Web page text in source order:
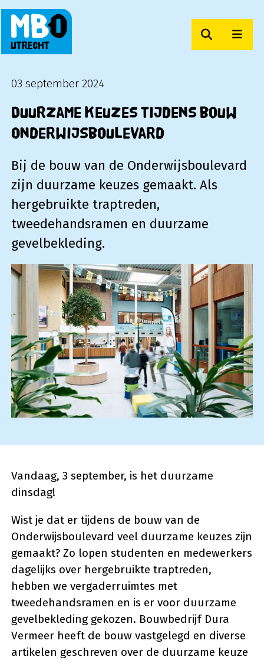
Zoeken
03 september 2024
Duurzame keuzes tijdens bouw
Onderwijsboulevard
Bij de bouw van de Onderwijsboulevard
zijn duurzame keuzes gemaakt. Als
hergebruikte traptreden,
tweedehandsramen en duurzame
gevelbekleding.
Vandaag, 3 september, is het duurzame
dinsdag!
Wist je dat er tijdens de bouw van de
Onderwijsboulevard veel duurzame keuzes zijn
gemaakt? Zo lopen studenten en medewerkers
dagelijks over hergebruikte traptreden,
hebben we vergaderruimtes met
tweedehandsramen en is er voor duurzame
gevelbekleding gekozen. Bouwbedrijf Dura
Vermeer heeft de bouw vastgelegd en diverse
artikelen geschreven over de duurzame keuze